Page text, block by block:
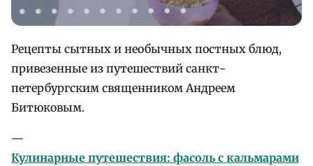
Рецепты сытных и необычных постных блюд,
привезенные из путешествий санкт-
петербургским священником Андреем
Битюковым.
—
Кулинарные путешествия: фасоль с кальмарами